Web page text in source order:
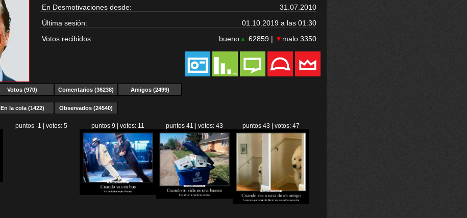
En Desmotivaciones desde:
31.07.2010
Última sesión:
01.10.2019 a las 01:30
Votos recibidos:
bueno▲ 62859 | ▼ malo 3350
Votos (970) Comentarios (36238) Amigos (2499)
En la cola (1422) Observados (24540)
puntos -1 | votos: 5 puntos 9 | votos: 11 puntos 41 | votos: 43 puntos 43 | votos: 47